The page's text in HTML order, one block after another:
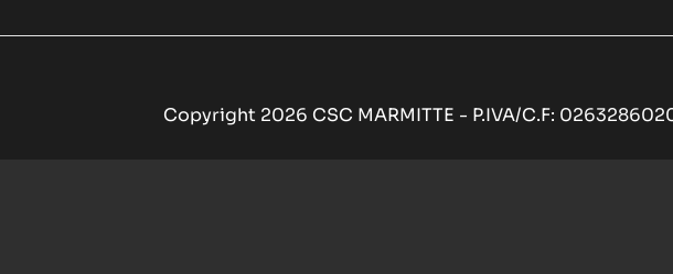
Copyright 2026 CSC MARMITTE - P.IVA/C.F: